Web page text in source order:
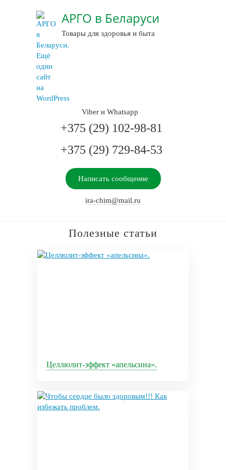
АРГО в Беларуси
Товары для здоровья и быта
Viber и Whatsapp
+375 (29) 102-98-81
+375 (29) 729-84-53
Написать сообщение
ira-chim@mail.ru
Полезные статьи
Целлюлит-эффект «апельсина».